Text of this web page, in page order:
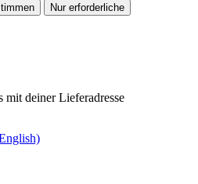
Nur erforderliche
mit deiner Lieferadresse